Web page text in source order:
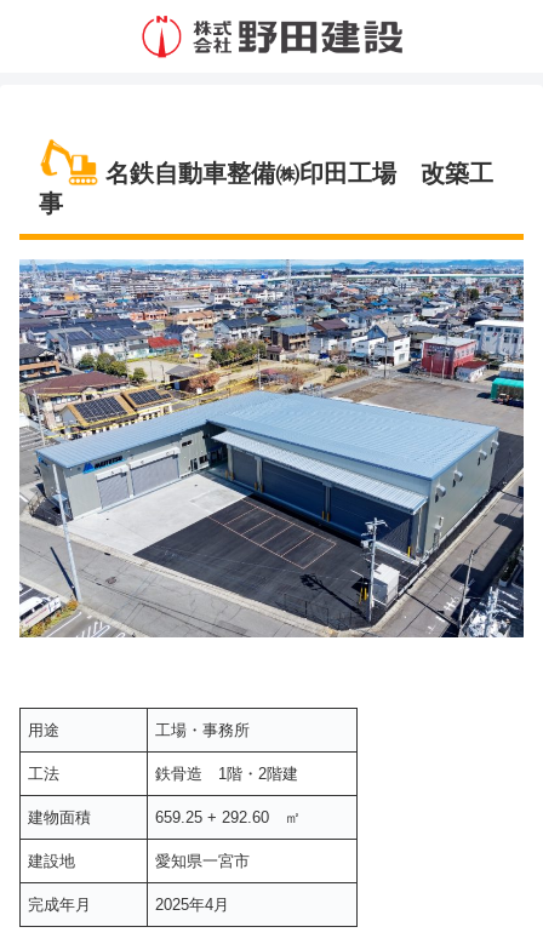
名鉄自動車整備㈱印田工場 改築工
事
用途 工場・事務所
工法 鉄骨造 1階・2階建
建物面積 659.25 + 292.60 ㎡
建設地 愛知県一宮市
完成年月 2025年4月